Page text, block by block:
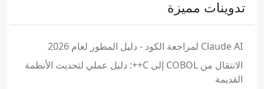
تدوينات مميزة
Claude AI لمراجعة الكود - دليل المطور لعام 2026
الانتقال من COBOL إلى C++: دليل عملي لتحديث الأنظمة
القديمة